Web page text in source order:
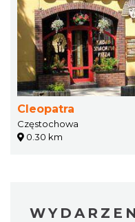
Cleopatra
Częstochowa
0.30 km